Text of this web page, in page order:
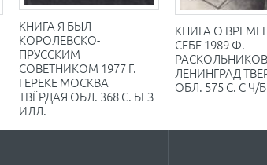
КНИГА Я БЫЛ
КОРОЛЕВСКО-
ПРУССКИМ
СОВЕТНИКОМ 1977 Г.
ГЕРЕКЕ МОСКВА
ТВЁРДАЯ ОБЛ. 368 С. БЕЗ
ИЛЛ.
КНИГА О
СЕБЕ 1989 Ф.
РАСКОЛЬНИКОВ
ЛЕНИНГРАД
ОБЛ. 575 С. С Ч/